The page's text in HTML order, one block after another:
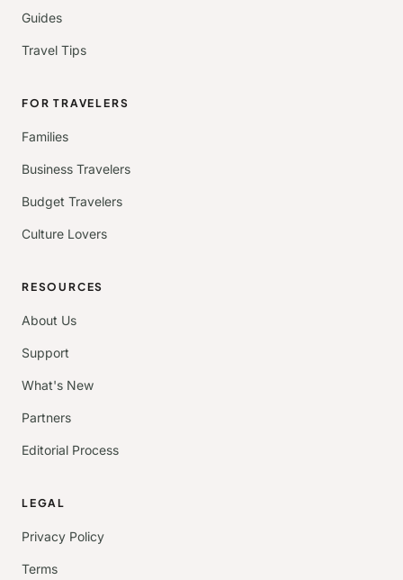
Guides
Travel Tips
FOR TRAVELERS
Families
Business Travelers
Budget Travelers
Culture Lovers
RESOURCES
About Us
Support
What's New
Partners
Editorial Process
LEGAL
Privacy Policy
Terms